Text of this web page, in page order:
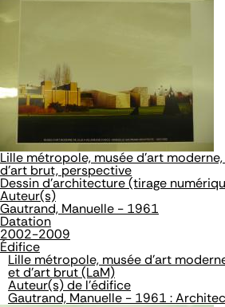
Lille métropole, musée d'art
d'art brut, perspective
Dessin d'architecture (tirage
Auteur(s)
Gautrand, Manuelle - 1961
Datation
2002-2009
Édifice
Lille métropole, musée d'art
et d'art brut (LaM)
Auteur(s) de l'édifice
Gautrand, Manuelle - 1961 :